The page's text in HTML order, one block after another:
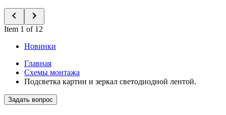
Item 1 of 12
Новинки
Главная
Схемы монтажа
Подсветка картин и зеркал светодиодной лентой.
Задать вопрос